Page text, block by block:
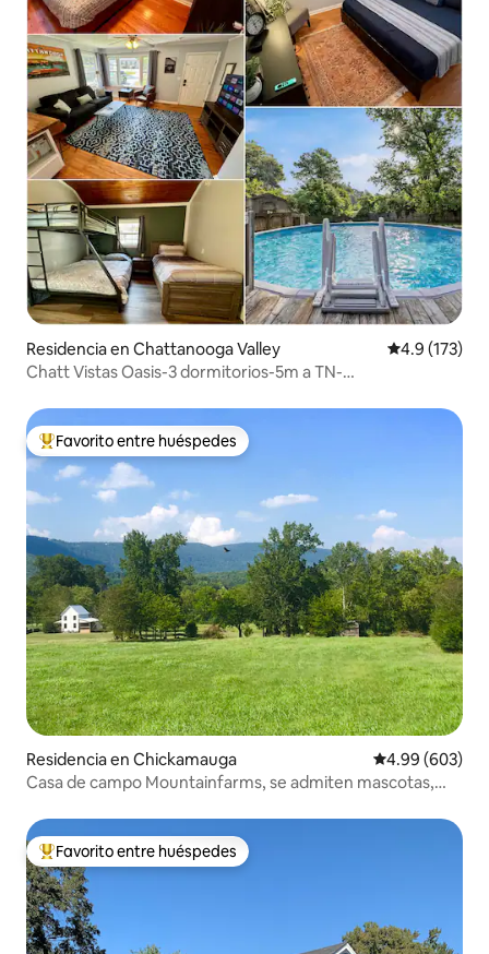
Residencia en Chattanooga Valley Calificación
4.9 (173)
Chatt Vistas Oasis-3 dormitorios-5m a TN-
De los mejores en Favorito entre huéspedes
Favorito entre huéspedes
Residencia en Chickamauga Calificación
4.99 (603)
Casa de campo Mountainfarms, se admiten mascotas,
De los mejores en Favorito entre huéspedes
Favorito entre huéspedes